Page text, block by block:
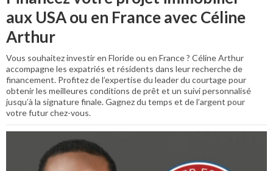
aux USA ou en France avec Céline
Arthur
Vous souhaitez investir en Floride ou en France ? Céline Arthur
accompagne les expatriés et résidents dans leur recherche de
financement. Profitez de l’expertise du leader du courtage pour
obtenir les meilleures conditions de prêt et un suivi personnalisé
jusqu’à la signature finale. Gagnez du temps et de l’argent pour
votre futur chez-vous.